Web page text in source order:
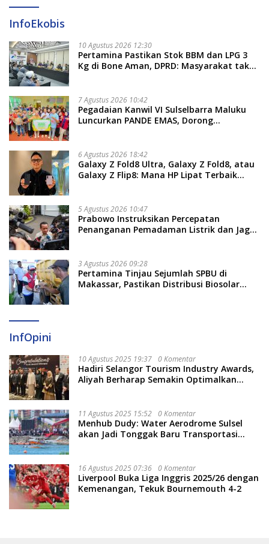
InfoEkobis
10 Agustus 2026 12:30
Pertamina Pastikan Stok BBM dan LPG 3
Kg di Bone Aman, DPRD: Masyarakat tak
7 Agustus 2026 10:42
Pegadaian Kanwil VI Sulselbarra Maluku
Luncurkan PANDE EMAS, Dorong
6 Agustus 2026 18:42
Galaxy Z Fold8 Ultra, Galaxy Z Fold8, atau
Galaxy Z Flip8: Mana HP Lipat Terbaik
5 Agustus 2026 10:47
Prabowo Instruksikan Percepatan
Penanganan Pemadaman Listrik dan Jaga
3 Agustus 2026 09:28
Pertamina Tinjau Sejumlah SPBU di
Makassar, Pastikan Distribusi Biosolar
InfOpini
10 Agustus 2025 19:37 0 Komentar
Hadiri Selangor Tourism Industry Awards,
Aliyah Berharap Semakin Optimalkan
11 Agustus 2025 15:52 0 Komentar
Menhub Dudy: Water Aerodrome Sulsel
akan Jadi Tonggak Baru Transportasi
16 Agustus 2025 07:36 0 Komentar
Liverpool Buka Liga Inggris 2025/26 dengan
Kemenangan, Tekuk Bournemouth 4-2